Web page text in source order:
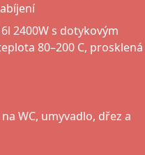
2400W s dotykovým
80–200 C, prosklená
WC, umyvadlo, dřez a